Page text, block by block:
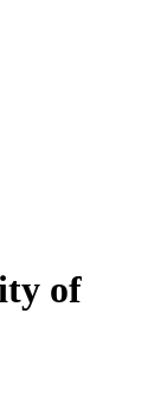
of